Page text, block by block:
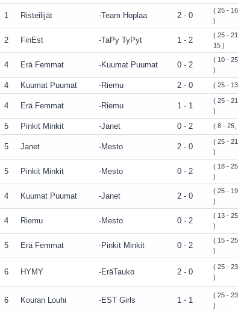
1 Risteilijät Team Hoplaa 2 - 0
( 25 -
)
2 FinEst TaPy TyPyt 1 - 2
( 25 -
15 )
4 Erä Femmat Kuumat Puumat 0 - 2
( 10 -
)
4 Kuumat Puumat Riemu 2 - 0 ( 25 -
4 Erä Femmat Riemu 1 - 1
( 25 -
)
5 Pinkit Minkit Janet 0 - 2 ( 8 - 25,
5 Janet Mesto 2 - 0
( 25 -
)
5 Pinkit Minkit Mesto 0 - 2
( 18 -
)
4 Kuumat Puumat Janet 2 - 0
( 25 -
)
4 Riemu Mesto 0 - 2
( 13 -
)
5 Erä Femmat Pinkit Minkit 0 - 2
( 15 -
)
6 HYMY EräTauko 2 - 0
( 25 -
)
6 Kouran Louhi EST Girls 1 - 1
( 25 -
)